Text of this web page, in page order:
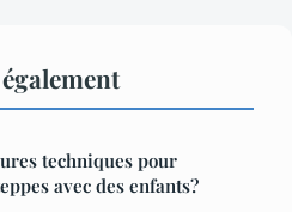
techniques pour
avec des enfants?